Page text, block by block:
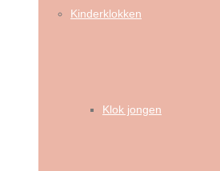
Kinderklokken
Klok jongen